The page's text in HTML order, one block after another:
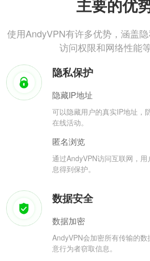
主要的优
使用AndyVPN有许多优势，涵盖隐
访问权限和网络性能
隐私保护
隐藏IP地址
可以隐藏用户的真实IP地址，
在线活动。
匿名浏览
通过AndyVPN访问互联网，
息得到保护。
数据安全
数据加密
AndyVPN会加密所有传输的
意行为者窃取信息。